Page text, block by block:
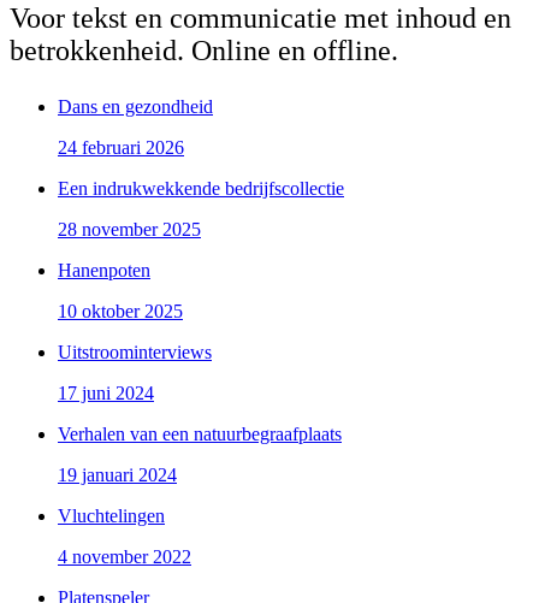
Voor tekst en communicatie met inhoud en
betrokkenheid. Online en offline.
Dans en gezondheid
24 februari 2026
Een indrukwekkende bedrijfscollectie
28 november 2025
Hanenpoten
10 oktober 2025
Uitstroominterviews
17 juni 2024
Verhalen van een natuurbegraafplaats
19 januari 2024
Vluchtelingen
4 november 2022
Platenspeler